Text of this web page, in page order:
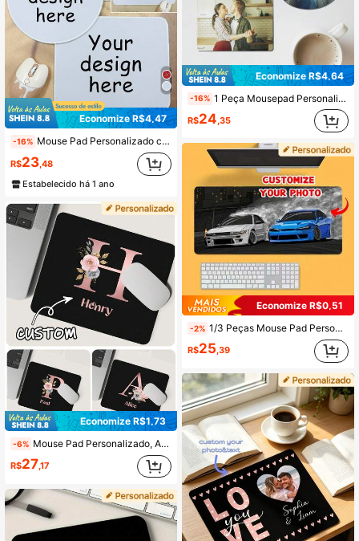
Economize R$4,47
-16% Mouse Pad Personalizado com Logo, Mouse Pad Branco Personalizado, Mouse Pad em Branco para Sublimação, Mouse Pad Gamer Branco, Natal, Presentes de Natal, Quadrado/Redondo, Aniversário, Presente de Aniversário, Pai, Mãe, Amigos, Colegas, Escritório, Negócios, Volta às Aulas
R$23 ,48
Estabelecido há 1 ano
Economize R$1,73
-6% Mouse Pad Personalizado, Adequado para Uso em Escritório, Jogos ou Computador Doméstico, Presente Perfeito para Natal e Halloween, Mouse Pad para Computador Portátil e Jogos, Tapete de Mesa Premium para PC e Laptop, Padrão de Impressão de Letra Rose Gold
R$27,17
Economize R$4,64
-16% 1 Peça Mousepad Personalizado, Personalizável com Fotos/Logotipos, Suprimentos de Escritório e Acessórios de Mesa de Computador, Decoração de Mesa, Mousepad Personalizado com Foto, Personalização de Presentes, Lembrancinhas de Festa, Casais, Dia dos Pais, Formatura, Casamentos, Inauguração da Casa, Escritório
R$24 ,35
Economize R$0,51
-2% 1/3 Peças Mouse Pad Personalizado com Fotos, Adicionando Imagens, Texto, Logotipos ou Designs Artísticos, Jogos de Escritório em Casa, Base de Borracha Antiderrapante, Múltiplos Tamanhos para Escolher, Fácil de Limpar, Presentes de Feriado, Aniversário, Aniversário, Tapete de Mesa de Jogos, Presente do Dia dos Pais
R$25,39